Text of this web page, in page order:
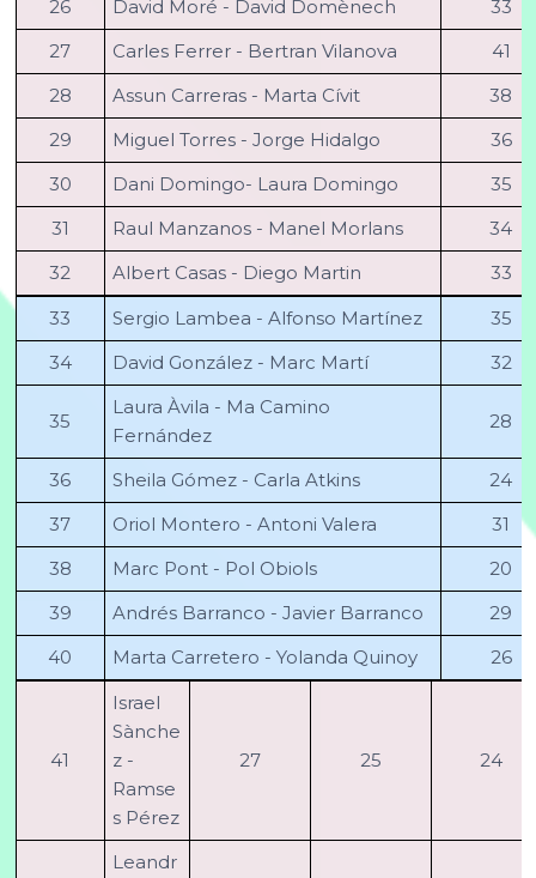
26
David Moré - David Domènech
33
27
Carles Ferrer - Bertran Vilanova
41
28
Assun Carreras - Marta Cívit
38
29
Miguel Torres - Jorge Hidalgo
36
30
Dani Domingo- Laura Domingo
35
31
Raul Manzanos - Manel Morlans
34
32
Albert Casas - Diego Martin
33
33
Sergio Lambea - Alfonso Martínez
35
34
David González - Marc Martí 32
35
Laura Àvila - Ma Camino
Fernández
28
36 Sheila Gómez - Carla Atkins
24
37
Oriol Montero - Antoni Valera
31
38
Marc Pont - Pol Obiols
20
39
Andrés Barranco - Javier Barranco
29
40
Marta Carretero - Yolanda Quinoy 26
41
Israel
Sànche
z -
Ramse
s Pérez
27 25 24
Leandr